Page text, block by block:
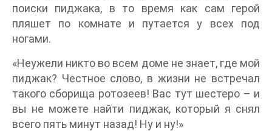
поиски пиджака, в то время как сам герой
пляшет по комнате и путается у всех под
ногами.
«Неужели никто во всем доме не знает, где мой
пиджак? Честное слово, в жизни не встречал
такого сборища ротозеев! Вас тут шестеро – и
вы не можете найти пиджак, который я снял
всего пять минут назад! Ну и ну!»